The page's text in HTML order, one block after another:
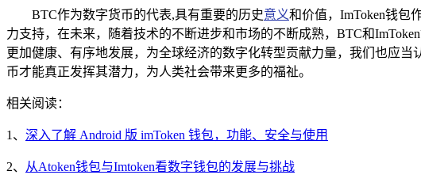
BTC作为数字货币的代表,具有重要的历史意义和价值，ImToken钱包
力支持，在未来，随着技术的不断进步和市场的不断成熟，BTC和
更加健康、有序地发展，为全球经济的数字化转型贡献力量，我们也应
币才能真正发挥其潜力，为人类社会带来更多的福祉。
相关阅读：
1、 深入了解 Android 版 imToken 钱包，功能、安全与使用
2、 从Atoken钱包与Imtoken看数字钱包的发展与挑战